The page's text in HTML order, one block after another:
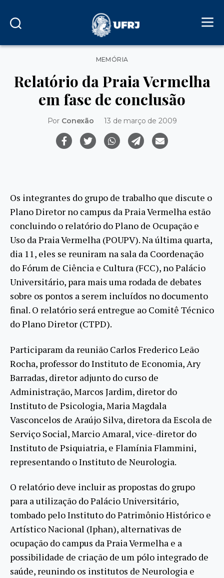
Categorias
MEMÓRIA
Relatório da Praia Vermelha
em fase de conclusão
Por Conexão 13 de março de 2009
Os integrantes do grupo de trabalho que discute o
Plano Diretor no campus da Praia Vermelha estão
concluindo o relatório do Plano de Ocupação e
Uso da Praia Vermelha (POUPV). Na última quarta,
dia 11, eles se reuniram na sala da Coordenação
do Fórum de Ciência e Cultura (FCC), no Palácio
Universitário, para mais uma rodada de debates
sobre os pontos a serem incluídos no documento
final. O relatório será entregue ao Comitê Técnico
do Plano Diretor (CTPD).
Participaram da reunião Carlos Frederico Leão
Rocha, professor do Instituto de Economia, Ary
Barradas, diretor adjunto do curso de
Administração, Marcos Jardim, diretor do
Instituto de Psicologia, Maria Magdala
Vasconcelos de Araújo Silva, diretora da Escola de
Serviço Social, Marcio Amaral, vice-diretor do
Instituto de Psiquiatria, e Flamínia Flammini,
representando o Instituto de Neurologia.
O relatório deve incluir as propostas do grupo
para a utilização do Palácio Universitário,
tombado pelo Instituto do Patrimônio Histórico e
Artístico Nacional (Iphan), alternativas de
ocupação do campus da Praia Vermelha e a
possibilidade de criação de um pólo integrado de
saúde, reunindo os institutos de Neurologia e